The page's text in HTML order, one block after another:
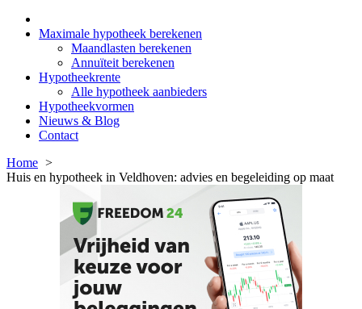
Maximale hypotheek berekenen
Maandlasten berekenen
Annuïteit berekenen
Hypotheekrente
Alle hypotheek aanbieders
Hypotheekvormen
Nieuws & Blog
Contact
Home
Huis en hypotheek in Veldhoven: advies en begeleiding op maat